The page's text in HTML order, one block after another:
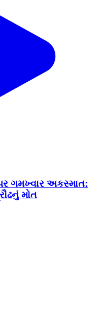
ગમખ્વાર અકસ્માત:
મોત